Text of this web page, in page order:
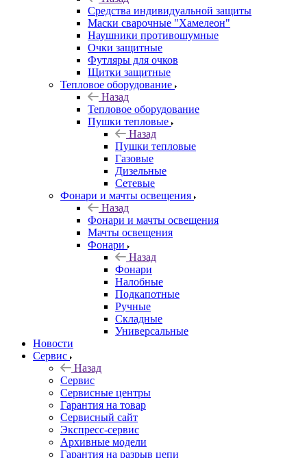
Средства индивидуальной защиты
Маски сварочные "Хамелеон"
Наушники противошумные
Очки защитные
Футляры для очков
Щитки защитные
Тепловое оборудование
Назад
Тепловое оборудование
Пушки тепловые
Назад
Пушки тепловые
Газовые
Дизельные
Сетевые
Фонари и мачты освещения
Назад
Фонари и мачты освещения
Мачты освещения
Фонари
Назад
Фонари
Налобные
Подкапотные
Ручные
Складные
Универсальные
Новости
Сервис
Назад
Сервис
Сервисные центры
Гарантия на товар
Сервисный сайт
Экспресс-сервис
Архивные модели
Гарантия на разрыв цепи